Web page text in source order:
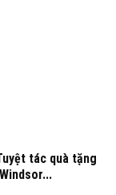
tác quà tặng